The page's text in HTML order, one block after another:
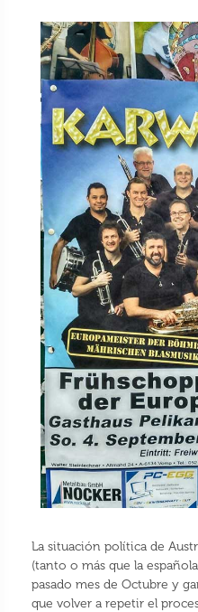
La situación política de
(tanto o más que la
pasado mes de Octubre y
que volver a repetir el